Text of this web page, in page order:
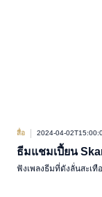
สื่อ 2024-04-
ธีมแชมเปี้ยน
ฟังเพลงธีมที่ดังลั่นสะเ